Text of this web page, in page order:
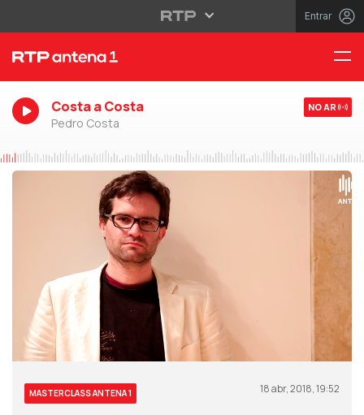
Entrar
Costa a Costa
Pedro Costa
NO AR
MASTERCLASS ANTENA 1 18 abr, 2018, 19:52